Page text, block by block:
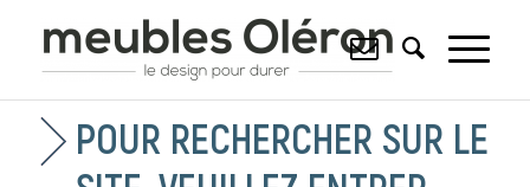
POUR RECHERCHER SUR LE